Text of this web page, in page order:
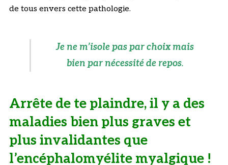
de tous envers cette pathologie.
Je ne m’isole pas par choix mais
bien par nécessité de repos.
Arrête de te plaindre, il y a des
maladies bien plus graves et
plus invalidantes que
l’encéphalomyélite myalgique !